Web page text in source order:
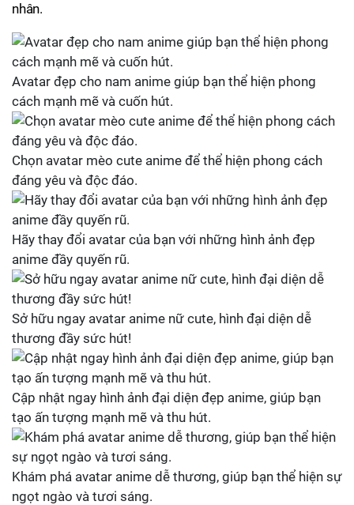
nhân.
Avatar đẹp cho nam anime giúp bạn thể hiện phong
cách mạnh mẽ và cuốn hút.
Chọn avatar mèo cute anime để thể hiện phong cách
đáng yêu và độc đáo.
Hãy thay đổi avatar của bạn với những hình ảnh đẹp
anime đầy quyến rũ.
Sở hữu ngay avatar anime nữ cute, hình đại diện dễ
thương đầy sức hút!
Cập nhật ngay hình ảnh đại diện đẹp anime, giúp bạn
tạo ấn tượng mạnh mẽ và thu hút.
Khám phá avatar anime dễ thương, giúp bạn thể hiện sự
ngọt ngào và tươi sáng.